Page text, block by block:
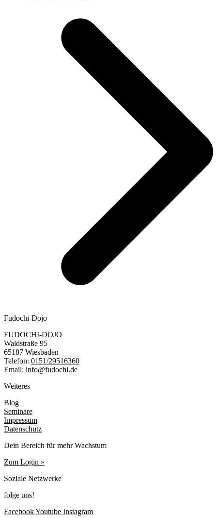
Fudochi-Dojo
FUDOCHI-DOJO
Waldstraße 95
65187 Wiesbaden
Telefon: 0151/29516360
Email: info@fudochi.de
Weiteres
Blog
Seminare
Impressum
Datenschutz
Dein Bereich für mehr Wachstum
Zum Login »
Soziale Netzwerke
folge uns!
FacebookYoutube Instagram